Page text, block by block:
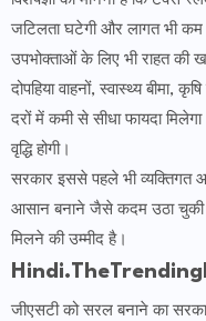
जटिलता घटेगी और लागत भी कम
उपभोक्ताओं के लिए भी राहत की
दोपहिया वाहनों, स्वास्थ्य
दरों में कमी से सीधा फायदा
वृद्धि होगी।
सरकार इससे पहले भी
आसान बनाने जैसे कदम उठा चुकी
मिलने की उम्मीद है।
जीएसटी को सरल बनाने का